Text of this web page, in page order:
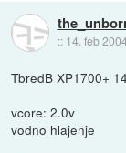
:: 14. feb
TbredB XP1700+
vcore: 2.0v
vodno hlajenje